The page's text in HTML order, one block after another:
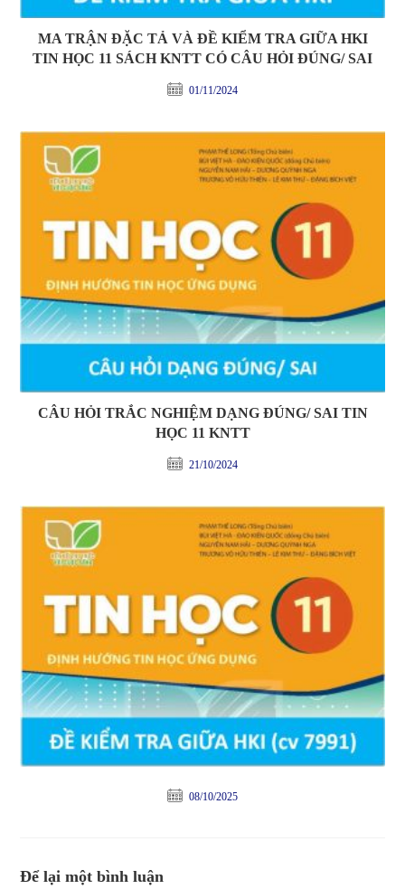
MA TRẬN ĐẶC TẢ VÀ ĐỀ KIỂM TRA GIỮA HKI
TIN HỌC 11 SÁCH KNTT CÓ CÂU HỎI ĐÚNG/ SAI
01/11/2024
CÂU HỎI TRẮC NGHIỆM DẠNG ĐÚNG/ SAI TIN
HỌC 11 KNTT
21/10/2024
08/10/2025
Để lại một bình luận